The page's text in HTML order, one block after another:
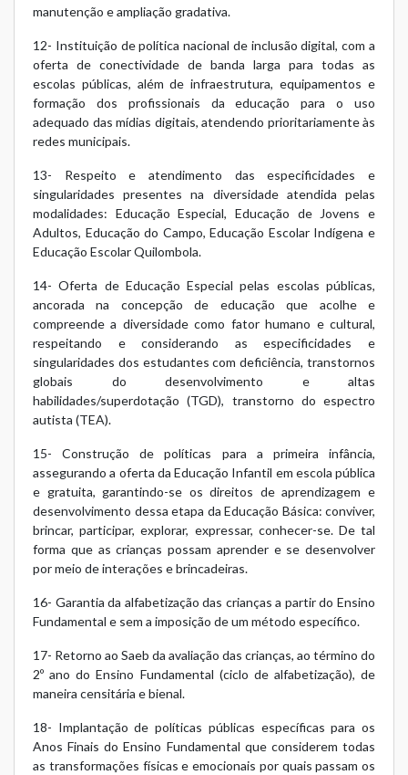
manutenção e ampliação gradativa.
12- Instituição de política nacional de inclusão digital, com a
oferta de conectividade de banda larga para todas as
escolas públicas, além de infraestrutura, equipamentos e
formação dos profissionais da educação para o uso
adequado das mídias digitais, atendendo prioritariamente às
redes municipais.
13- Respeito e atendimento das especificidades e
singularidades presentes na diversidade atendida pelas
modalidades: Educação Especial, Educação de Jovens e
Adultos, Educação do Campo, Educação Escolar Indígena e
Educação Escolar Quilombola.
14- Oferta de Educação Especial pelas escolas públicas,
ancorada na concepção de educação que acolhe e
compreende a diversidade como fator humano e cultural,
respeitando e considerando as especificidades e
singularidades dos estudantes com deficiência, transtornos
globais do desenvolvimento e altas
habilidades/superdotação (TGD), transtorno do espectro
autista (TEA).
15- Construção de políticas para a primeira infância,
assegurando a oferta da Educação Infantil em escola pública
e gratuita, garantindo-se os direitos de aprendizagem e
desenvolvimento dessa etapa da Educação Básica: conviver,
brincar, participar, explorar, expressar, conhecer-se. De tal
forma que as crianças possam aprender e se desenvolver
por meio de interações e brincadeiras.
16- Garantia da alfabetização das crianças a partir do Ensino
Fundamental e sem a imposição de um método específico.
17- Retorno ao Saeb da avaliação das crianças, ao término do
2º ano do Ensino Fundamental (ciclo de alfabetização), de
maneira censitária e bienal.
18- Implantação de políticas públicas específicas para os
Anos Finais do Ensino Fundamental que considerem todas
as transformações físicas e emocionais por quais passam os